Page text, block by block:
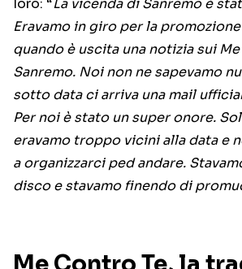
loro: “La vicenda di Sanremo è
Eravamo in giro per la
quando è uscita una notizia sui
Sanremo. Noi non ne sapevamo
sotto data ci arriva una mail
Per noi è stato un super onore.
eravamo troppo vicini alla data e
a organizzarci ped andare.
disco e stavamo finendo di